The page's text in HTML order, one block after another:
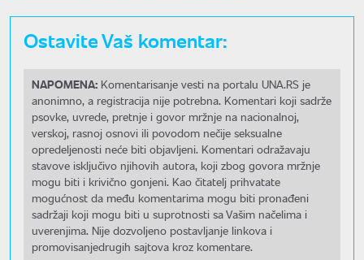
Ostavite Vaš komentar:
NAPOMENA: Komentarisanje vesti na portalu UNA.RS je
anonimno, a registracija nije potrebna. Komentari koji sadrže
psovke, uvrede, pretnje i govor mržnje na nacionalnoj,
verskoj, rasnoj osnovi ili povodom nečije seksualne
opredeljenosti neće biti objavljeni. Komentari odražavaju
stavove isključivo njihovih autora, koji zbog govora mržnje
mogu biti i krivično gonjeni. Kao čitatelj prihvatate
mogućnost da među komentarima mogu biti pronađeni
sadržaji koji mogu biti u suprotnosti sa Vašim načelima i
uverenjima. Nije dozvoljeno postavljanje linkova i
promovisanjedrugih sajtova kroz komentare.